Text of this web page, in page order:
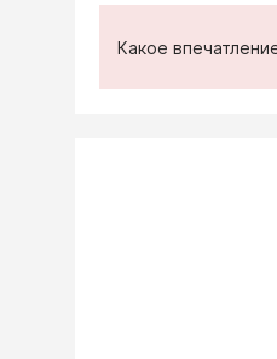
Какое